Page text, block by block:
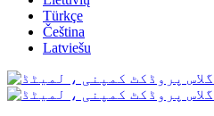
Türkçe
Čeština
Latviešu